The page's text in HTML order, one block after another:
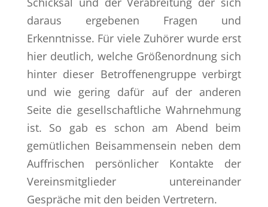
daraus ergebenen Fragen und
Erkenntnisse. Für viele Zuhörer wurde erst
hier deutlich, welche Größenordnung sich
hinter dieser Betroffenengruppe verbirgt
und wie gering dafür auf der anderen
Seite die gesellschaftliche Wahrnehmung
ist. So gab es schon am Abend beim
gemütlichen Beisammensein neben dem
Auffrischen persönlicher Kontakte der
Vereinsmitglieder untereinander
Gespräche mit den beiden Vertretern.